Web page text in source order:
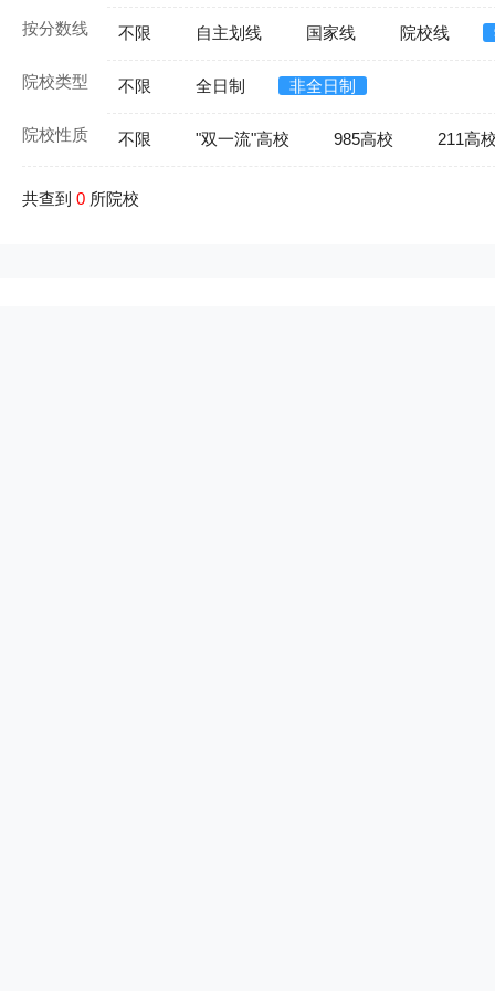
按分数线 不限 自主划线 国家线 院校线
院校类型 不限 全日制 非全日制
院校性质 不限 "双一流"高校 985高校 211高
共查到 0 所院校